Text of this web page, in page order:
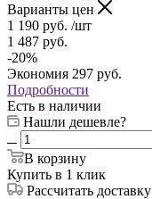
Варианты цен
1 190 руб. /шт
1 487 руб.
-20%
Экономия 297 руб.
Подробности
Есть в наличии
Нашли дешевле?
В корзину
Купить в 1 клик
Рассчитать доставку